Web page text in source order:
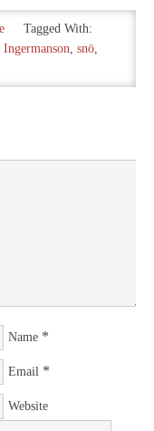
Tagged With:
Ingermanson, snö,
Name *
Email *
Website